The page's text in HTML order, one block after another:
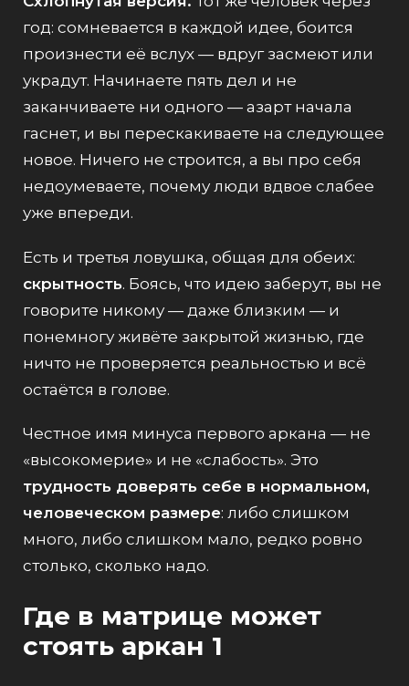
год: сомневается в каждой идее, боится
произнести её вслух — вдруг засмеют или
украдут. Начинаете пять дел и не
заканчиваете ни одного — азарт начала
гаснет, и вы перескакиваете на следующее
новое. Ничего не строится, а вы про себя
недоумеваете, почему люди вдвое слабее
уже впереди.
Есть и третья ловушка, общая для обеих:
скрытность. Боясь, что идею заберут, вы не
говорите никому — даже близким — и
понемногу живёте закрытой жизнью, где
ничто не проверяется реальностью и всё
остаётся в голове.
Честное имя минуса первого аркана — не
«высокомерие» и не «слабость». Это
трудность доверять себе в нормальном,
человеческом размере: либо слишком
много, либо слишком мало, редко ровно
столько, сколько надо.
Где в матрице может
стоять аркан 1